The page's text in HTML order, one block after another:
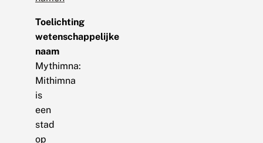
Toelichting
wetenschappelijke
naam
Mythimna:
Mithimna
is
een
stad
op